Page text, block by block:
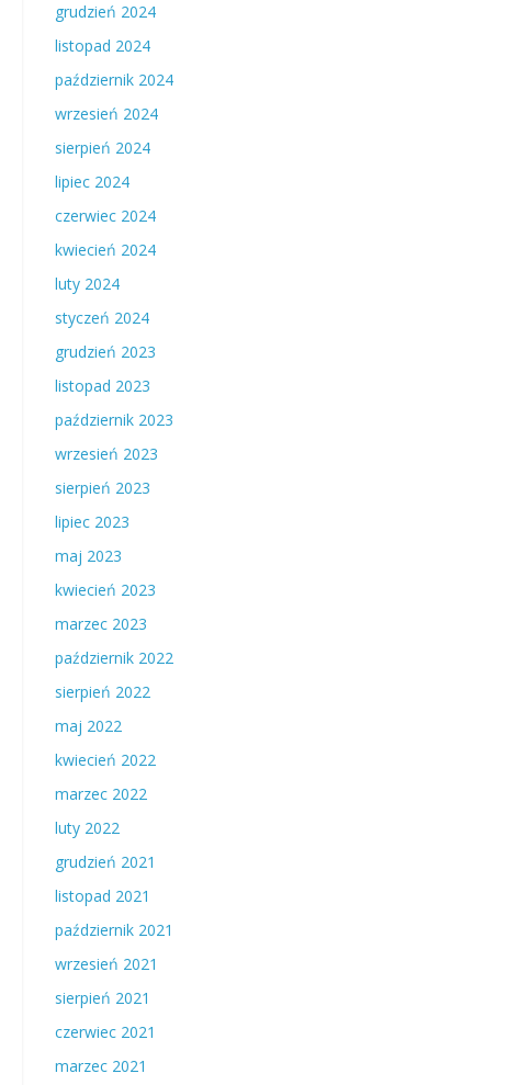
grudzień 2024
listopad 2024
październik 2024
wrzesień 2024
sierpień 2024
lipiec 2024
czerwiec 2024
kwiecień 2024
luty 2024
styczeń 2024
grudzień 2023
listopad 2023
październik 2023
wrzesień 2023
sierpień 2023
lipiec 2023
maj 2023
kwiecień 2023
marzec 2023
październik 2022
sierpień 2022
maj 2022
kwiecień 2022
marzec 2022
luty 2022
grudzień 2021
listopad 2021
październik 2021
wrzesień 2021
sierpień 2021
czerwiec 2021
marzec 2021